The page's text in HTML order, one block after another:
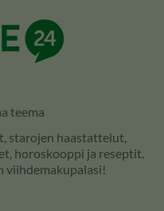
teema
starojen haastattelut,
horoskooppi ja reseptit.
viihdemakupalasi!